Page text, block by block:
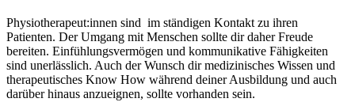
Physiotherapeut:innen sind im ständigen Kontakt zu ihren
Patienten. Der Umgang mit Menschen sollte dir daher Freude
bereiten. Einfühlungsvermögen und kommunikative Fähigkeiten
sind unerlässlich. Auch der Wunsch dir medizinisches Wissen und
therapeutisches Know How während deiner Ausbildung und auch
darüber hinaus anzueignen, sollte vorhanden sein.